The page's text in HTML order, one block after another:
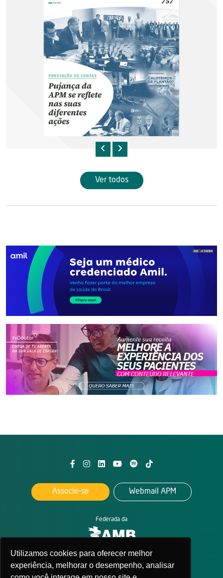
Utilizamos cookies para oferecer melhor
experiência, melhorar o desempenho, analisar
Ver todos
2026. All rights reserved
APM - Associação Paulista de Medicina
Federada da
Associe-se Webmail APM